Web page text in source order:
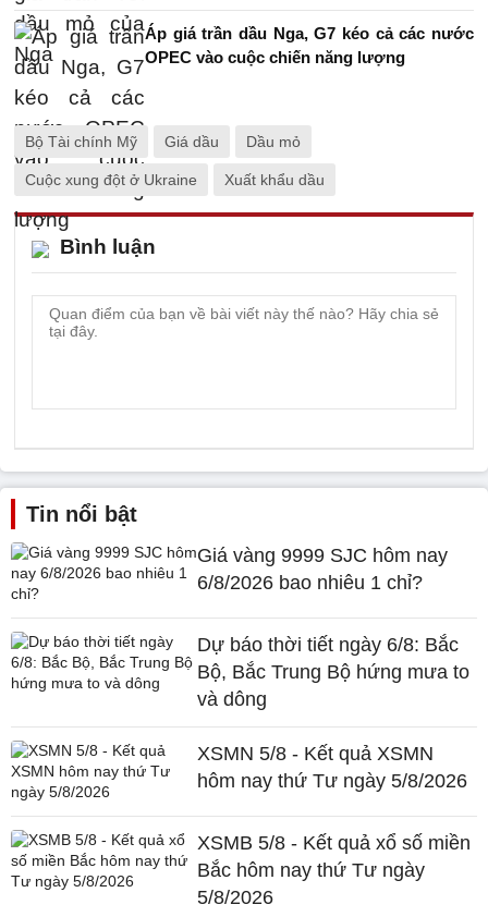
Áp giá trần dầu Nga, G7 kéo cả các nước
OPEC vào cuộc chiến năng lượng
Bộ Tài chính Mỹ Giá dầu Dầu mỏ
Cuộc xung đột ở Ukraine Xuất khẩu dầu
Bình luận
Tin nổi bật
Giá vàng 9999 SJC hôm nay
6/8/2026 bao nhiêu 1 chỉ?
Dự báo thời tiết ngày 6/8: Bắc
Bộ, Bắc Trung Bộ hứng mưa to
và dông
XSMN 5/8 - Kết quả XSMN
hôm nay thứ Tư ngày 5/8/2026
XSMB 5/8 - Kết quả xổ số miền
Bắc hôm nay thứ Tư ngày
5/8/2026